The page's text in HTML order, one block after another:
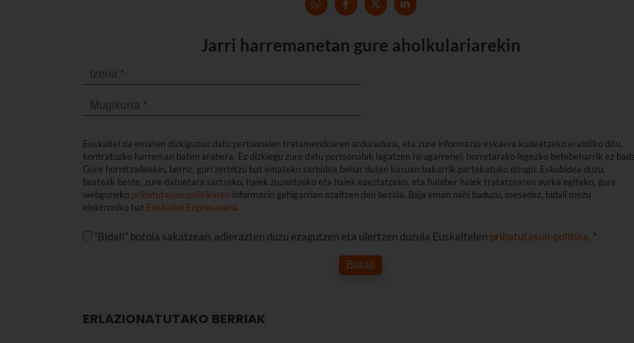
Jarri harremanetan gure aholkulariarekin
Euskaltel da ematen dizkiguzun datu pertsonalen tratamenduaren arduraduna, eta zure informazio-eskaera kudeatzeko erabiliko ditu,
kontratuzko harreman baten arabera. Ez dizkiegu zure datu pertsonalak lagatzen hirugarrenei, horretarako legezko betebeharrik ez
Gure hornitzaileekin, berriz, guri zerbitzu bat emateko sarbidea behar duten kasuan bakarrik partekatuko ditugu. Eskubidea duzu,
besteak beste, zure datuetara sartzeko, haiek zuzentzeko eta haiek ezeztatzeko, eta halaber haiek tratatzearen aurka egiteko, gure
webguneko pribatutasun-politikaren informazio gehigarrian azaltzen den bezala. Baja eman nahi baduzu, mesedez, bidali mezu
elektroniko bat Euskaltel Enpresasera.
“Bidali” botoia sakatzean, adierazten duzu ezagutzen eta ulertzen duzula Euskaltelen pribatutasun-politika. *
Bidali
ERLAZIONATUTAKO BERRIAK